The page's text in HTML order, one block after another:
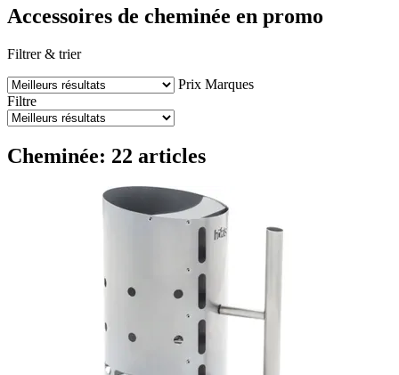
Accessoires de cheminée en promo
Filtrer & trier
Prix Marques
Filtre
Cheminée: 22 articles